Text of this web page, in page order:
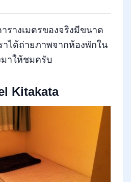
รางเมตรของจริงมีขนาด
ได้ถ่ายภาพจากห้องพักใน
มาให้ชมครับ
Kitakata